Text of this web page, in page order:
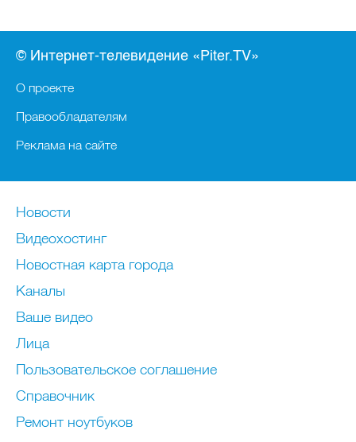
© Интернет-телевидение «Piter.TV»
О проекте
Правообладателям
Реклама на сайте
Новости
Видеохостинг
Новостная карта города
Каналы
Ваше видео
Лица
Пользовательское соглашение
Справочник
Ремонт нoутбуков